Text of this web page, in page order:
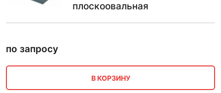
плоскоовальная
по запросу
В КОРЗИНУ